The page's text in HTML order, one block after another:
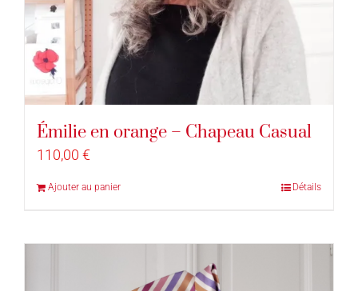
Émilie en orange – Chapeau Casual
110,00 €
Ajouter au panier Détails